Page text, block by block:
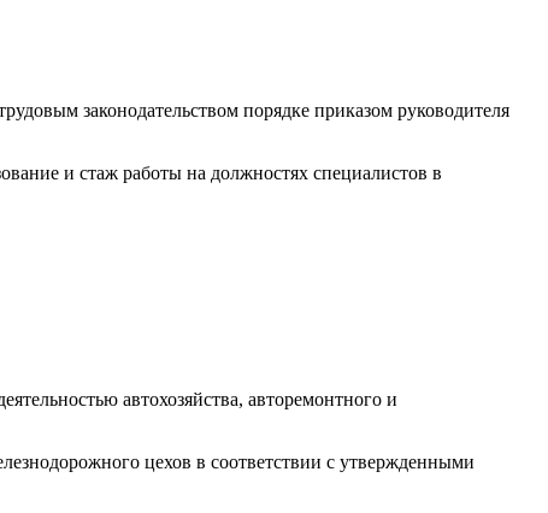
законодательством порядке приказом руководителя
и стаж работы на должностях специалистов в
автохозяйства, авторемонтного и
цехов в соответствии с утвержденными